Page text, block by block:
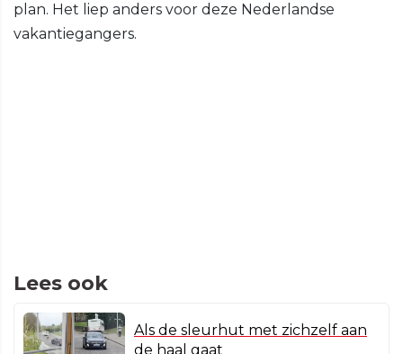
plan. Het liep anders voor deze Nederlandse
vakantiegangers.
Lees ook
Als de sleurhut met zichzelf aan
de haal gaat